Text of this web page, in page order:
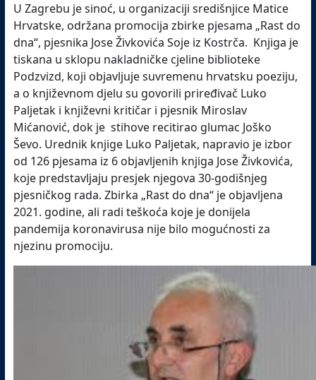
U Zagrebu je sinoć, u organizaciji središnjice Matice
Hrvatske, održana promocija zbirke pjesama „Rast do
dna“, pjesnika Jose Živkovića Soje iz Kostrča. Knjiga je
tiskana u sklopu nakladničke cjeline biblioteke
Podzvizd, koji objavljuje suvremenu hrvatsku poeziju,
a o književnom djelu su govorili priređivač Luko
Paljetak i književni kritičar i pjesnik Miroslav
Mićanović, dok je stihove recitirao glumac Joško
Ševo. Urednik knjige Luko Paljetak, napravio je izbor
od 126 pjesama iz 6 objavljenih knjiga Jose Živkovića,
koje predstavljaju presjek njegova 30-godišnjeg
pjesničkog rada. Zbirka „Rast do dna“ je objavljena
2021. godine, ali radi teškoća koje je donijela
pandemija koronavirusa nije bilo mogućnosti za
njezinu promociju.